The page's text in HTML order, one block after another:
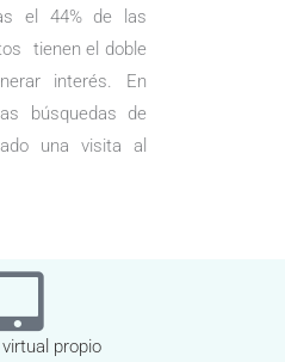
el 44% de las
tienen el doble
interés. En
búsquedas de
una visita al
propio